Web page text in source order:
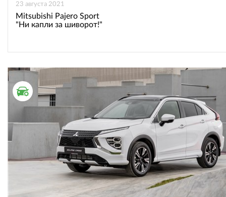
23 августа 2021
Mitsubishi Pajero Sport
"Ни капли за шиворот!"
ТЕСТ ДРАЙВ